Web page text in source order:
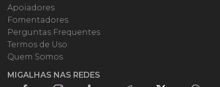
Apoiadores
Fomentadores
Perguntas Frequentes
Termos de Uso
Quem Somos
MIGALHAS NAS REDES